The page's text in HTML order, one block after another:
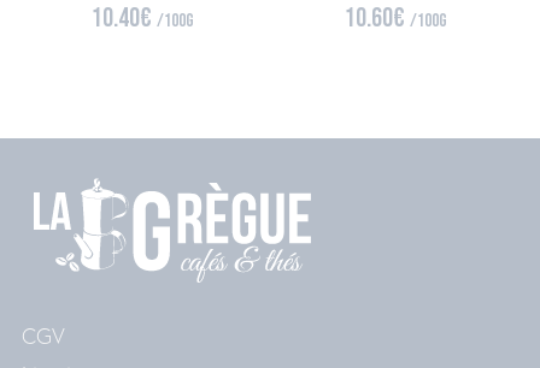
10.40€/100g 10.60€/100g
CGV